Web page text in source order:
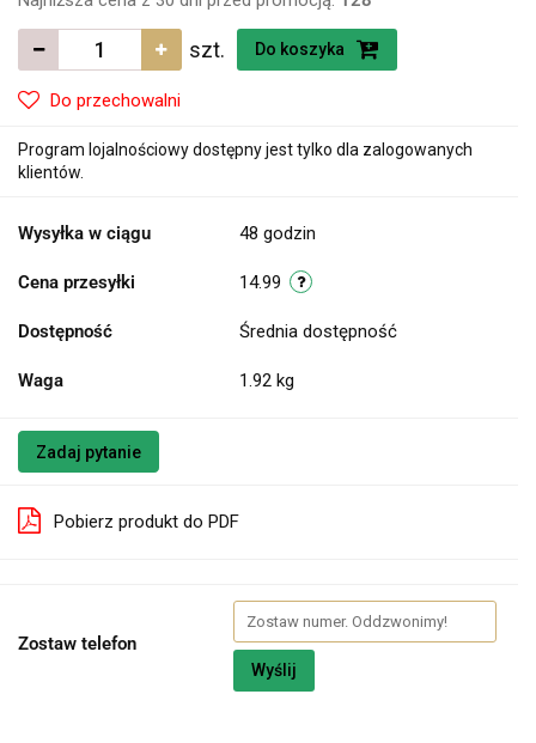
szt. Do koszyka
Do przechowalni
Program lojalnościowy dostępny jest tylko dla zalogowanych
klientów.
Wysyłka w ciągu 48 godzin
Cena przesyłki 14.99
Dostępność Średnia dostępność
Waga 1.92 kg
Zadaj pytanie
Pobierz produkt do PDF
Zostaw telefon
Wyślij